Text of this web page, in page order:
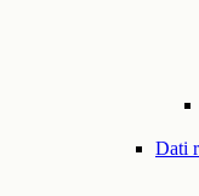
Dati